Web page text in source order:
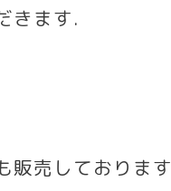
きます.
販売しております